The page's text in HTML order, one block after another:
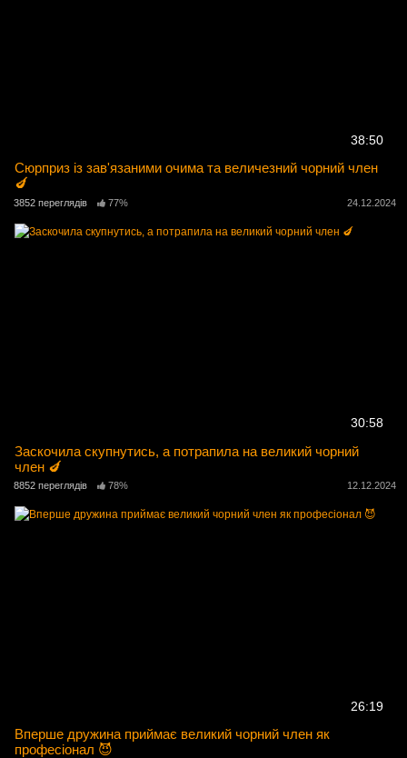
38:50
Сюрприз із зав'язаними очима та величезний чорний член
🍆
3852 переглядів 77% 24.12.2024
30:58
Заскочила скупнутись, а потрапила на великий чорний
член 🍆
8852 переглядів 78% 12.12.2024
26:19
Вперше дружина приймає великий чорний член як
професіонал 😈